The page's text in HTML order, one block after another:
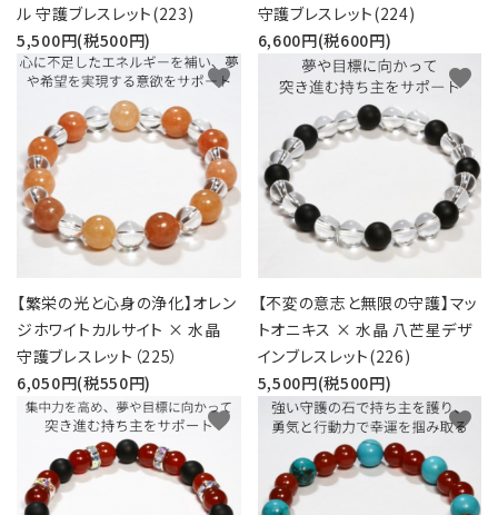
ル 守護ブレスレット(223)
5,500円(税500円)
守護ブレスレット(224)
6,600円(税600円)
【繁栄の光と心身の浄化】オレン
ジホワイトカルサイト × 水晶
守護ブレスレット（225）
6,050円(税550円)
favorite
【不変の意志と無限の守護】マッ
トオニキス × 水晶 八芒星デザ
インブレスレット(226)
5,500円(税500円)
favorite
favorite favorite